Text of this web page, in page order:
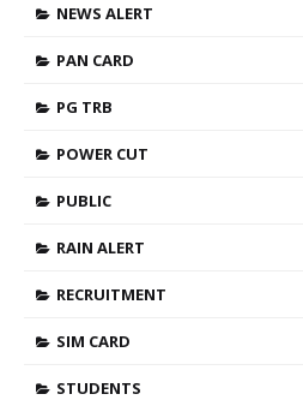
NEWS ALERT
PAN CARD
PG TRB
POWER CUT
PUBLIC
RAIN ALERT
RECRUITMENT
SIM CARD
STUDENTS